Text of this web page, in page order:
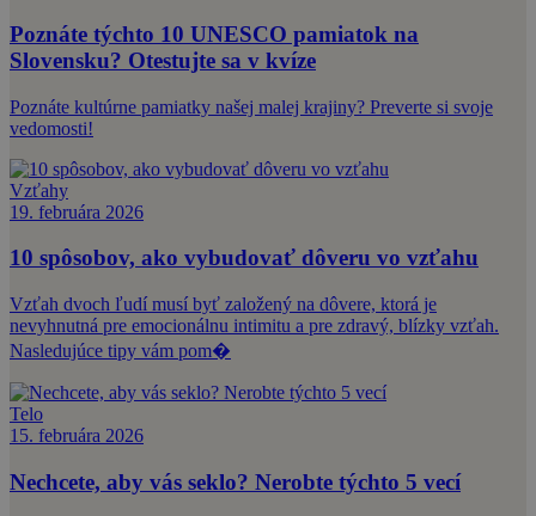
Poznáte týchto 10 UNESCO pamiatok na
Slovensku? Otestujte sa v kvíze
Poznáte kultúrne pamiatky našej malej krajiny? Preverte si svoje
vedomosti!
Vzťahy
19. februára 2026
10 spôsobov, ako vybudovať dôveru vo vzťahu
Vzťah dvoch ľudí musí byť založený na dôvere, ktorá je
nevyhnutná pre emocionálnu intimitu a pre zdravý, blízky vzťah.
Nasledujúce tipy vám pom�
Telo
15. februára 2026
Nechcete, aby vás seklo? Nerobte týchto 5 vecí